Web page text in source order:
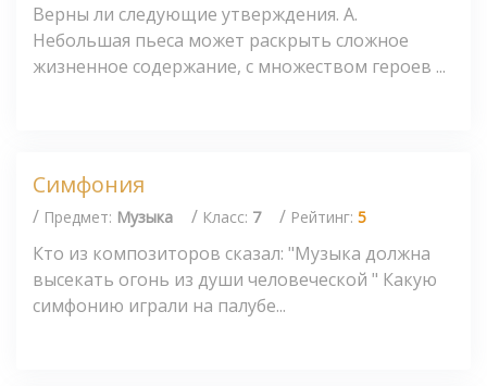
Верны ли следующие утверждения. А.
Небольшая пьеса может раскрыть сложное
жизненное содержание, с множеством героев ...
Симфония
/ Предмет: Музыка / Класс: 7 / Рейтинг: 5
Кто из композиторов сказал: "Музыка должна
высекать огонь из души человеческой " Какую
симфонию играли на палубе...